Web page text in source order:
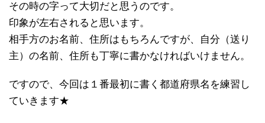
その時の字って大切だと思うのです。
印象が左右されると思います。
相手方のお名前、住所はもちろんですが、自分（送り
主）の名前、住所も丁寧に書かなければいけません。
ですので、今回は１番最初に書く都道府県名を練習し
ていきます★